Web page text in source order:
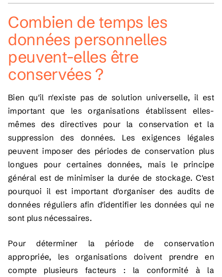
Combien de temps les
données personnelles
peuvent-elles être
conservées ?
Bien qu'il n'existe pas de solution universelle, il est
important que les organisations établissent elles-
mêmes des directives pour la conservation et la
suppression des données. Les exigences légales
peuvent imposer des périodes de conservation plus
longues pour certaines données, mais le principe
général est de minimiser la durée de stockage. C'est
pourquoi il est important d'organiser des audits de
données réguliers afin d'identifier les données qui ne
sont plus nécessaires.
Pour déterminer la période de conservation
appropriée, les organisations doivent prendre en
compte plusieurs facteurs : la conformité à la